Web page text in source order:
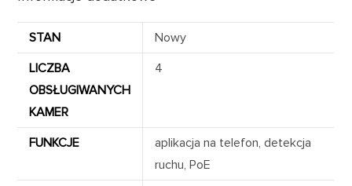
STAN
Nowy
LICZBA
OBSŁUGIWANYCH
KAMER
4
FUNKCJE
aplikacja na telefon, detekcja
ruchu, PoE